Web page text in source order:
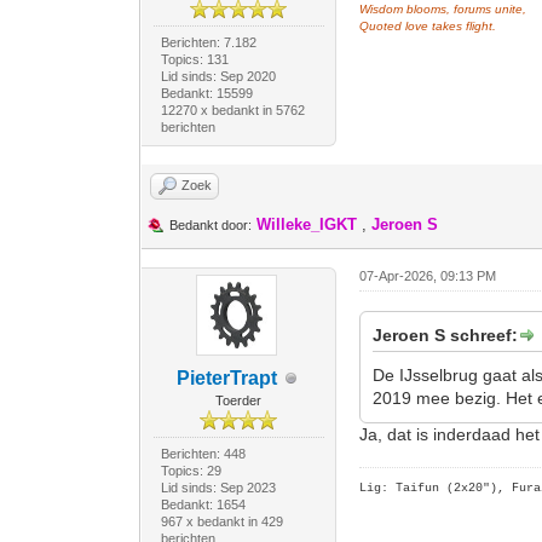
Berichten: 7.182
Topics: 131
Lid sinds: Sep 2020
Bedankt: 15599
12270 x bedankt in 5762
berichten
Wisdom blooms, forums unite,
Quoted love takes flight.
Zoek
Bedankt door: Willeke_IGKT ,Jeroen S
PieterTrapt
Toerder
Berichten: 448
Topics: 29
Lid sinds: Sep 2023
Bedankt: 1654
967 x bedankt in 429
berichten
07-Apr-2026, 09:13 PM
Jeroen S schreef:
De IJsselbrug gaat
2019 mee bezig. Het
Ja, dat is inderdaad
Lig: Taifun (2x20"),